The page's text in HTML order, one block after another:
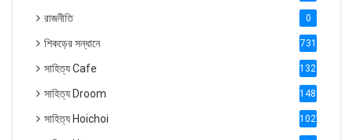
রাজনীতি 0
শিকড়ের সন্ধানে 731
সাহিত্য Cafe 1321
সাহিত্য Droom 1488
সাহিত্য Hoichoi 1027